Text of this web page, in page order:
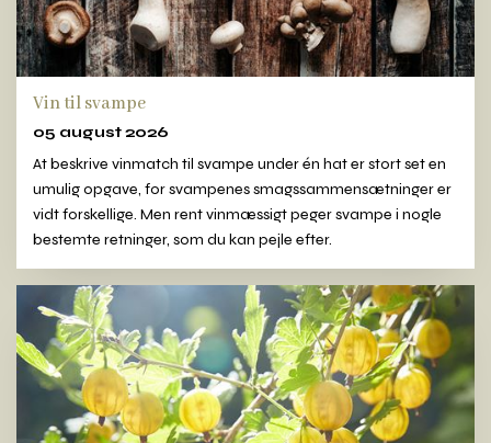
Vin til svampe
05 august 2026
At beskrive vinmatch til svampe under én hat er stort set en
umulig opgave, for svampenes smagssammensætninger er
vidt forskellige. Men rent vinmæssigt peger svampe i nogle
bestemte retninger, som du kan pejle efter.